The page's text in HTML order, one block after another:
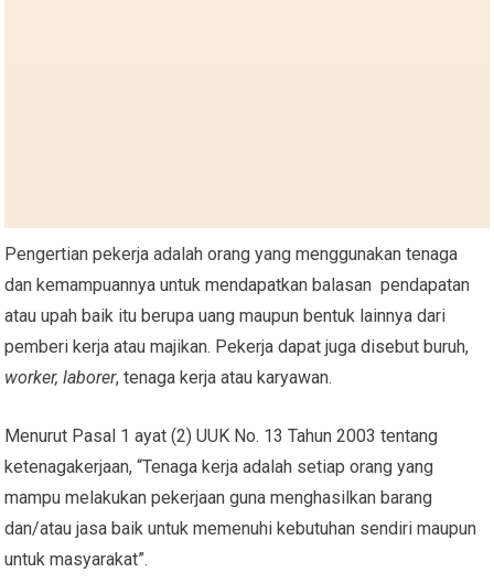
Pengertian pekerja adalah orang yang menggunakan tenaga
dan kemampuannya untuk mendapatkan balasan pendapatan
atau upah baik itu berupa uang maupun bentuk lainnya dari
pemberi kerja atau majikan. Pekerja dapat juga disebut buruh,
worker, laborer, tenaga kerja atau karyawan.
Menurut Pasal 1 ayat (2) UUK No. 13 Tahun 2003 tentang
ketenagakerjaan, “Tenaga kerja adalah setiap orang yang
mampu melakukan pekerjaan guna menghasilkan barang
dan/atau jasa baik untuk memenuhi kebutuhan sendiri maupun
untuk masyarakat”.